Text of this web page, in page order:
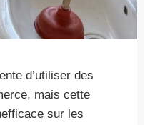
d’utiliser des
mais cette
sur les